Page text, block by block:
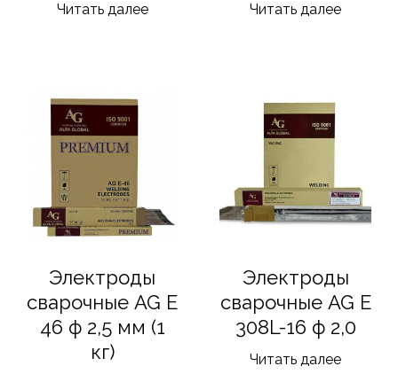
Читать далее Читать далее
Электроды
сварочные AG E
46 ф 2,5 мм (1
кг)
Электроды
сварочные AG E
308L-16 ф 2,0
Читать далее